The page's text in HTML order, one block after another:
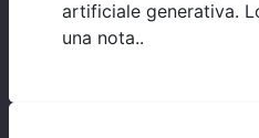
artificiale generativa.
una nota..